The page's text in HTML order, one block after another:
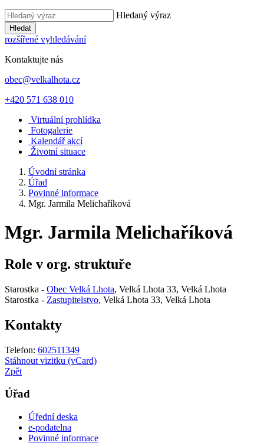
Hledaný výraz
Hledat
rozšířené vyhledávání
Kontaktujte nás
obec@velkalhota.cz
+420 571 638 010
Virtuální prohlídka
Fotogalerie
Kalendář akcí
Životní situace
Úvodní stránka
Úřad
Povinné informace
Mgr. Jarmila Melichaříková
Mgr. Jarmila Melichaříková
Role v org. struktuře
Starostka - Obec Velká Lhota, Velká Lhota 33, Velká Lhota
Starostka - Zastupitelstvo, Velká Lhota 33, Velká Lhota
Kontakty
Telefon: 602511349
Stáhnout vizitku (vCard)
Zpět
Úřad
Úřední deska
e-podatelna
Povinné informace